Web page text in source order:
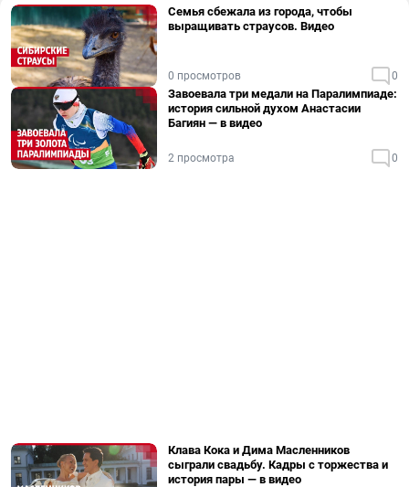
Семья сбежала из города, чтобы
выращивать страусов. Видео
0 просмотров 0
Завоевала три медали на Паралимпиаде:
история сильной духом Анастасии
Багиян — в видео
2 просмотра 0
Клава Кока и Дима Масленников
сыграли свадьбу. Кадры с торжества и
история пары — в видео